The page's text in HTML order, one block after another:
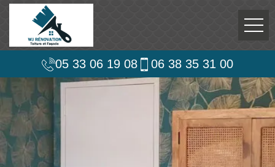
05 33 06 19 08 06 38 35 31 00